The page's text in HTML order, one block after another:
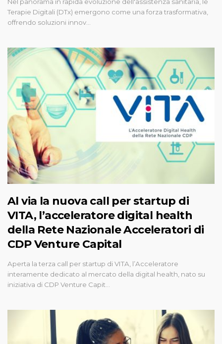
Terapie Digitali (DTx) emergono come una forza trasformativa,
offrendo soluzioni innov…
Al via la nuova call per startup di
VITA, l’acceleratore digital health
della Rete Nazionale Acceleratori di
CDP Venture Capital
Aperta la terza call per startup di VITA, l’Acceleratore
interamente dedicato al mercato della digital health, nato su
iniziativa di CDP Venture Capit…